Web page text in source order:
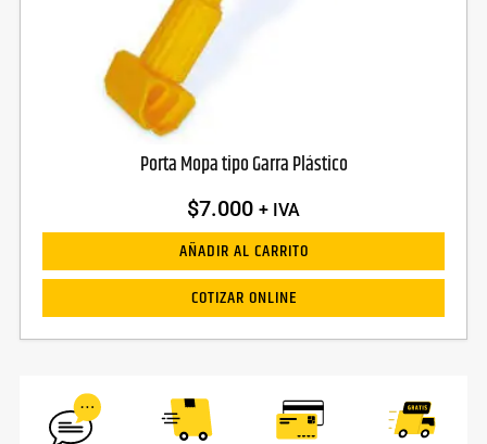
Porta Mopa tipo Garra Plástico
$7.000 + IVA
AÑADIR AL CARRITO
COTIZAR ONLINE